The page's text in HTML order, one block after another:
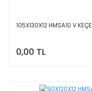
105X130X12 HMSA10 V KEÇE
0,00 TL